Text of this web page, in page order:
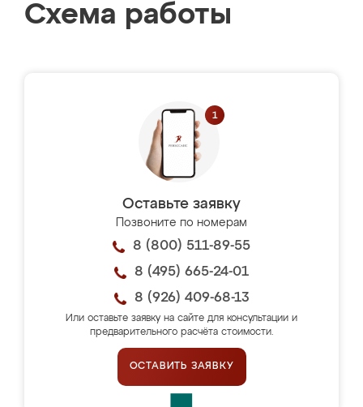
Схема работы
Оставьте заявку
Позвоните по номерам
8 (800) 511-89-55
8 (495) 665-24-01
8 (926) 409-68-13
Или оставьте заявку на сайте для консультации и
предварительного расчёта стоимости.
ОСТАВИТЬ ЗАЯВКУ